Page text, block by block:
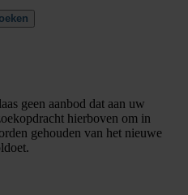
geen aanbod dat aan uw
hierboven om in
gehouden van het nieuwe